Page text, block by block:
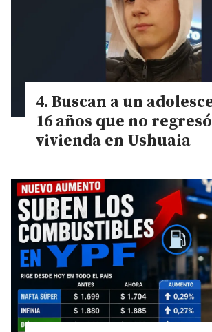
Buscan a un
16 años que no
vivienda en Ushuaia